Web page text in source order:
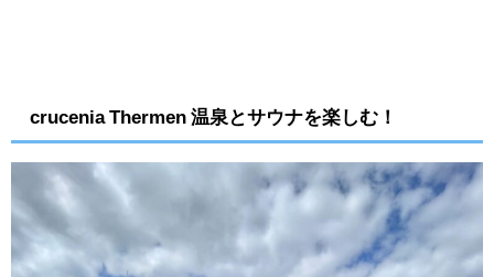
crucenia Thermen 温泉とサウナを楽しむ！